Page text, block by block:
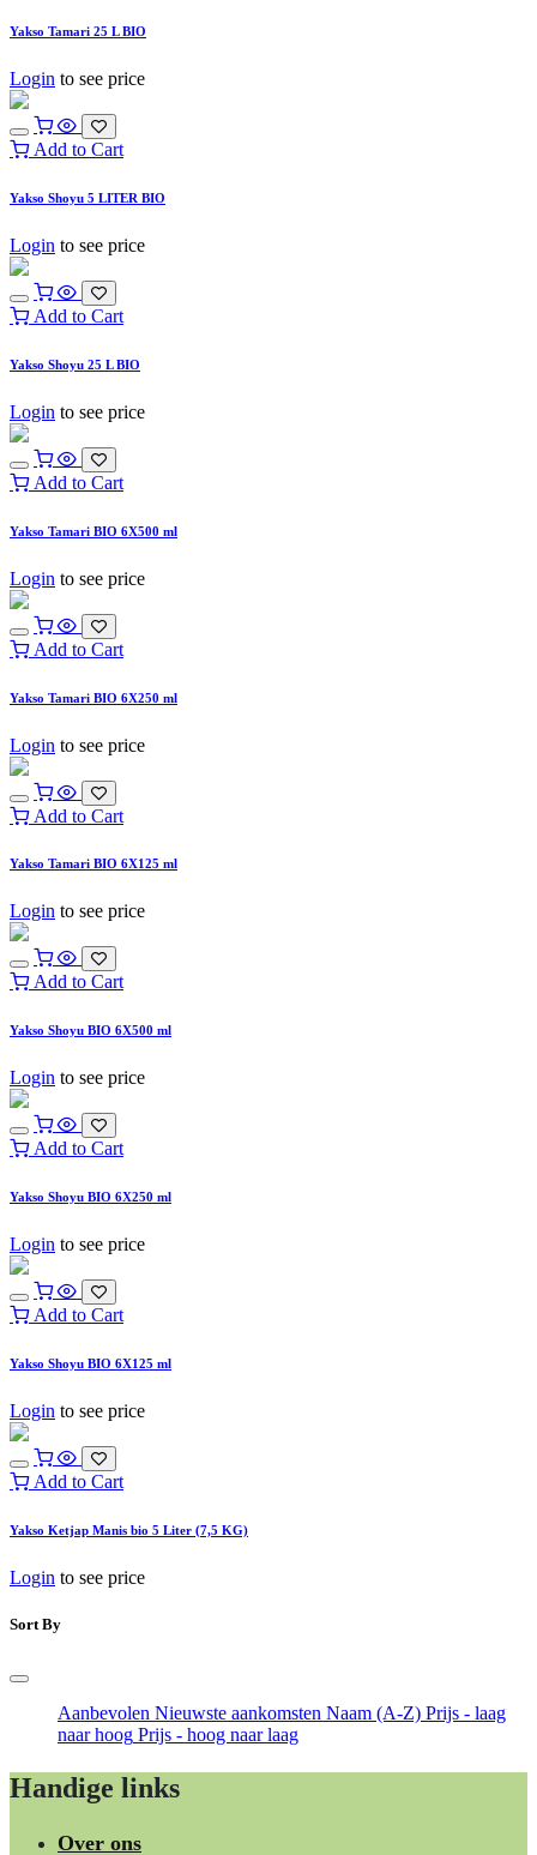
Yakso Tamari 25 L BIO
Login to see price
Add to Cart
Yakso Shoyu 5 LITER BIO
Login to see price
Add to Cart
Yakso Shoyu 25 L BIO
Login to see price
Add to Cart
Yakso Tamari BIO 6X500 ml
Login to see price
Add to Cart
Yakso Tamari BIO 6X250 ml
Login to see price
Add to Cart
Yakso Tamari BIO 6X125 ml
Login to see price
Add to Cart
Yakso Shoyu BIO 6X500 ml
Login to see price
Add to Cart
Yakso Shoyu BIO 6X250 ml
Login to see price
Add to Cart
Yakso Shoyu BIO 6X125 ml
Login to see price
Add to Cart
Yakso Ketjap Manis bio 5 Liter (7,5 KG)
Login to see price
Sort By
Aanbevolen Nieuwste aankomsten Naam (A-Z) Prijs - laag
naar hoog Prijs - hoog naar laag
Handige links
Over ons